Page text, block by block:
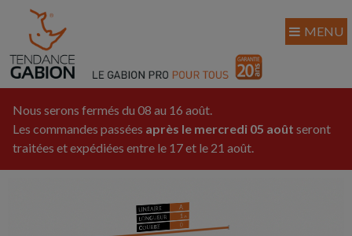
Nous serons fermés du 08 au 16 août.
Les commandes passées après le mercredi 05 août seront
traitées et expédiées entre le 17 et le 21 août.
MENU